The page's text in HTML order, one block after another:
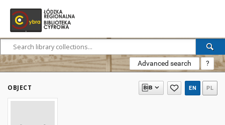
Advanced search ?
OBJECT EN PL